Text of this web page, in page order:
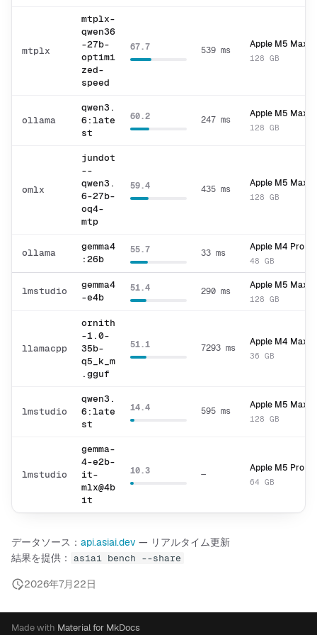
mtplx
mtplx-
qwen36
-27b-
optimi
zed-
speed
67.7 539 ms
Apple M5 Max
128 GB
ollama
qwen3.
6:late
st
60.2 247 ms
Apple M5 Max
128 GB
omlx
jundot
--
qwen3.
6-27b-
oq4-
mtp
59.4 435 ms
Apple M5 Max
128 GB
ollama
gemma4
:26b
55.7 33 ms
Apple M4 Pro
48 GB
lmstudio
gemma4
-e4b
51.4 290 ms
Apple M5 Max
128 GB
llamacpp
ornith
-1.0-
35b-
q5_k_m
.gguf
51.1 7293 ms
Apple M4 Max
36 GB
lmstudio
qwen3.
6:late
st
14.4 595 ms
Apple M5 Max
128 GB
lmstudio
gemma-
4-e2b-
it-
mlx@4b
it
10.3 —
Apple M5 Pro
64 GB
データソース： api.asiai.dev — リアルタイム更新
結果を提供： asiai bench --share
2026年7月22日
Made with Material for MkDocs